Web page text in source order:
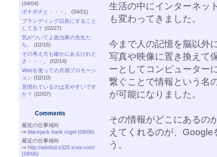
(04/04)
ボチボチと・・・。
(04/01)
ブランディング以前にすること
してる？ (02/27)
気がついてよ政治家の先生た
ち。
(02/16)
その考え方も確かにあるけれど
さ・・・。
(02/14)
Webを使っての共感プロモーシ
ョン (02/10)
見慣れているのは見やすいです
か？ (02/07)
Comments
最近の仕事傾向
⇒ blackjack bank regel (08/06)
最近の仕事傾向
⇒ http://adofad.s325.xrea.com/
(08/06)
生活の中にインターネッ
も変わってきました。
今まで人の記憶を脳以外
写真や映像に置き換えて
ーとしてコンピューター
繋ぐことで情報という名
が可能になりました。
その情報がどこにあるの
えてくれるのが、
う。